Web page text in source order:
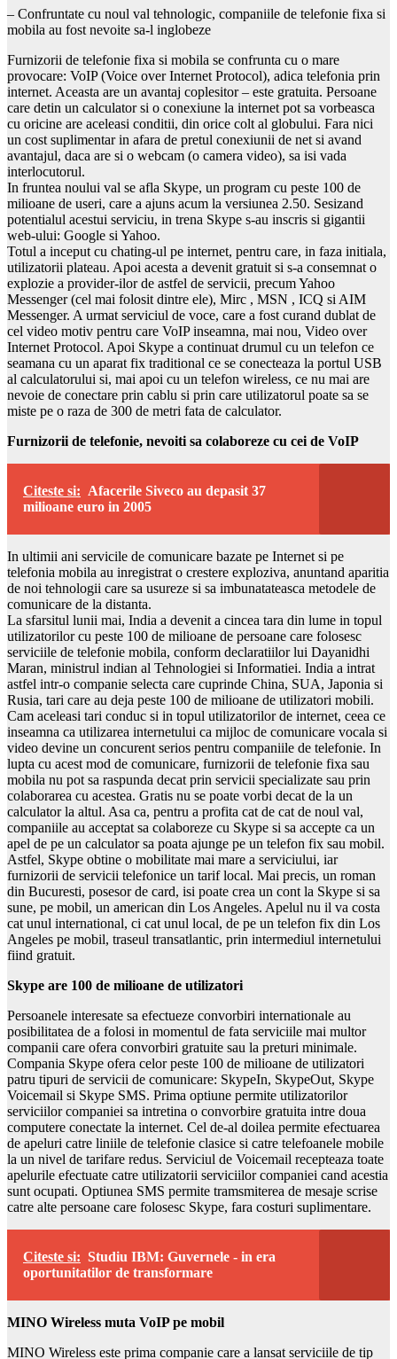
– Confruntate cu noul val tehnologic, companiile de telefonie fixa si
mobila au fost nevoite sa-l inglobeze
Furnizorii de telefonie fixa si mobila se confrunta cu o mare
provocare: VoIP (Voice over Internet Protocol), adica telefonia prin
internet. Aceasta are un avantaj coplesitor – este gratuita. Persoane
care detin un calculator si o conexiune la internet pot sa vorbeasca
cu oricine are aceleasi conditii, din orice colt al globului. Fara nici
un cost suplimentar in afara de pretul conexiunii de net si avand
avantajul, daca are si o webcam (o camera video), sa isi vada
interlocutorul.
In fruntea noului val se afla Skype, un program cu peste 100 de
milioane de useri, care a ajuns acum la versiunea 2.50. Sesizand
potentialul acestui serviciu, in trena Skype s-au inscris si gigantii
web-ului: Google si Yahoo.
Totul a inceput cu chating-ul pe internet, pentru care, in faza initiala,
utilizatorii plateau. Apoi acesta a devenit gratuit si s-a consemnat o
explozie a provider-ilor de astfel de servicii, precum Yahoo
Messenger (cel mai folosit dintre ele), Mirc , MSN , ICQ si AIM
Messenger. A urmat serviciul de voce, care a fost curand dublat de
cel video motiv pentru care VoIP inseamna, mai nou, Video over
Internet Protocol. Apoi Skype a continuat drumul cu un telefon ce
seamana cu un aparat fix traditional ce se conecteaza la portul USB
al calculatorului si, mai apoi cu un telefon wireless, ce nu mai are
nevoie de conectare prin cablu si prin care utilizatorul poate sa se
miste pe o raza de 300 de metri fata de calculator.
Furnizorii de telefonie, nevoiti sa colaboreze cu cei de VoIP
Citeste si: Afacerile Siveco au depasit 37
milioane euro in 2005
In ultimii ani servicile de comunicare bazate pe Internet si pe
telefonia mobila au inregistrat o crestere exploziva, anuntand aparitia
de noi tehnologii care sa usureze si sa imbunatateasca metodele de
comunicare de la distanta.
La sfarsitul lunii mai, India a devenit a cincea tara din lume in topul
utilizatorilor cu peste 100 de milioane de persoane care folosesc
serviciile de telefonie mobila, conform declaratiilor lui Dayanidhi
Maran, ministrul indian al Tehnologiei si Informatiei. India a intrat
astfel intr-o companie selecta care cuprinde China, SUA, Japonia si
Rusia, tari care au deja peste 100 de milioane de utilizatori mobili.
Cam aceleasi tari conduc si in topul utilizatorilor de internet, ceea ce
inseamna ca utilizarea internetului ca mijloc de comunicare vocala si
video devine un concurent serios pentru companiile de telefonie. In
lupta cu acest mod de comunicare, furnizorii de telefonie fixa sau
mobila nu pot sa raspunda decat prin servicii specializate sau prin
colaborarea cu acestea. Gratis nu se poate vorbi decat de la un
calculator la altul. Asa ca, pentru a profita cat de cat de noul val,
companiile au acceptat sa colaboreze cu Skype si sa accepte ca un
apel de pe un calculator sa poata ajunge pe un telefon fix sau mobil.
Astfel, Skype obtine o mobilitate mai mare a serviciului, iar
furnizorii de servicii telefonice un tarif local. Mai precis, un roman
din Bucuresti, posesor de card, isi poate crea un cont la Skype si sa
sune, pe mobil, un american din Los Angeles. Apelul nu il va costa
cat unul international, ci cat unul local, de pe un telefon fix din Los
Angeles pe mobil, traseul transatlantic, prin intermediul internetului
fiind gratuit.
Skype are 100 de milioane de utilizatori
Persoanele interesate sa efectueze convorbiri internationale au
posibilitatea de a folosi in momentul de fata serviciile mai multor
companii care ofera convorbiri gratuite sau la preturi minimale.
Compania Skype ofera celor peste 100 de milioane de utilizatori
patru tipuri de servicii de comunicare: SkypeIn, SkypeOut, Skype
Voicemail si Skype SMS. Prima optiune permite utilizatorilor
serviciilor companiei sa intretina o convorbire gratuita intre doua
computere conectate la internet. Cel de-al doilea permite efectuarea
de apeluri catre liniile de telefonie clasice si catre telefoanele mobile
la un nivel de tarifare redus. Serviciul de Voicemail recepteaza toate
apelurile efectuate catre utilizatorii serviciilor companiei cand acestia
sunt ocupati. Optiunea SMS permite tramsmiterea de mesaje scrise
catre alte persoane care folosesc Skype, fara costuri suplimentare.
Citeste si: Studiu IBM: Guvernele - in era
oportunitatilor de transformare
MINO Wireless muta VoIP pe mobil
MINO Wireless este prima companie care a lansat serviciile de tip